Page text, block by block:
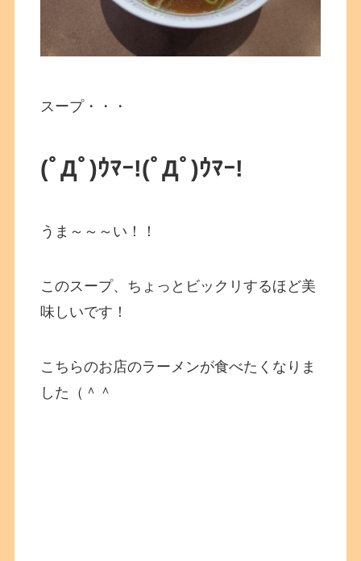
スープ・・・
(ﾟДﾟ)ｳﾏｰ!(ﾟДﾟ)ｳﾏｰ!
うま～～～い！！
このスープ、ちょっとビックリするほど美
味しいです！
こちらのお店のラーメンが食べたくなりま
した（＾＾